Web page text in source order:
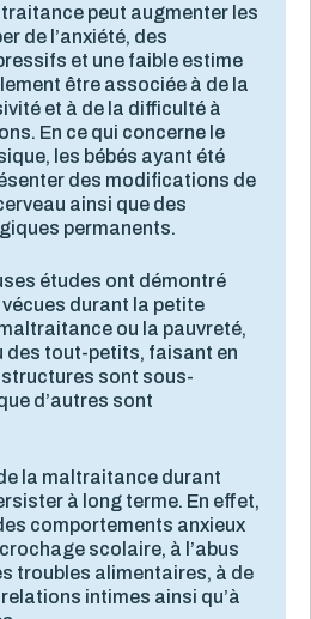
peut augmenter les
de l’anxiété, des
et une faible estime
être associée à de la
et à de la difficulté à
En ce qui concerne le
les bébés ayant été
des modifications de
ainsi que des
permanents.
études ont démontré
durant la petite
ou la pauvreté,
des tout-petits, faisant en
sont sous-
d’autres sont
la maltraitance durant
à long terme. En effet,
comportements anxieux
scolaire, à l’abus
troubles alimentaires, à de
intimes ainsi qu’à